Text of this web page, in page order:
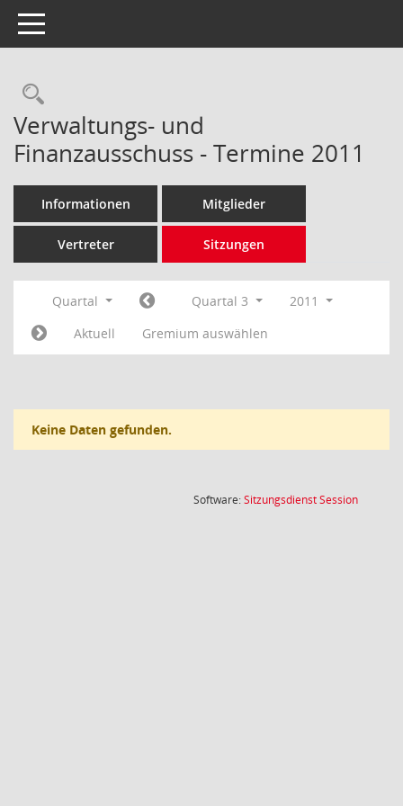
Toggle navigation
Rechercheauswahl
Verwaltungs- und
Finanzausschuss - Termine 2011
Informationen Mitglieder
Vertreter Sitzungen
Quartal Quartal 3
2011
Aktuell
Gremium auswählen
Keine Daten gefunden.
Software:SitzungsdienstSession(Wird in